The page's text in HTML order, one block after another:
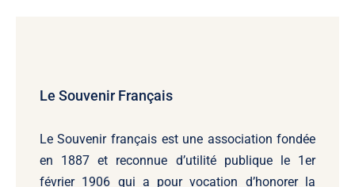
Le Souvenir Français
Le Souvenir français est une association fondée
en 1887 et reconnue d’utilité publique le 1er
février 1906 qui a pour vocation d’honorer la